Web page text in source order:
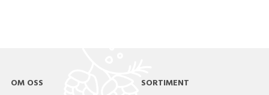
OM OSS SORTIMENT